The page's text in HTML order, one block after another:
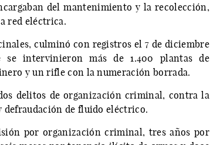
del mantenimiento y la recolección,
red eléctrica.
culminó con registros el 7 de diciembre
se intervinieron más de 1.400 plantas de
y un rifle con la numeración borrada.
delitos de organización criminal, contra la
defraudación de fluido eléctrico.
por organización criminal, tres años por